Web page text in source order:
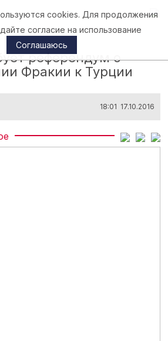
Афины
референдум о
Фракии к Турции
18:01 17.10.2016
cookies. Для продолжения
согласие на использование
Соглашаюсь